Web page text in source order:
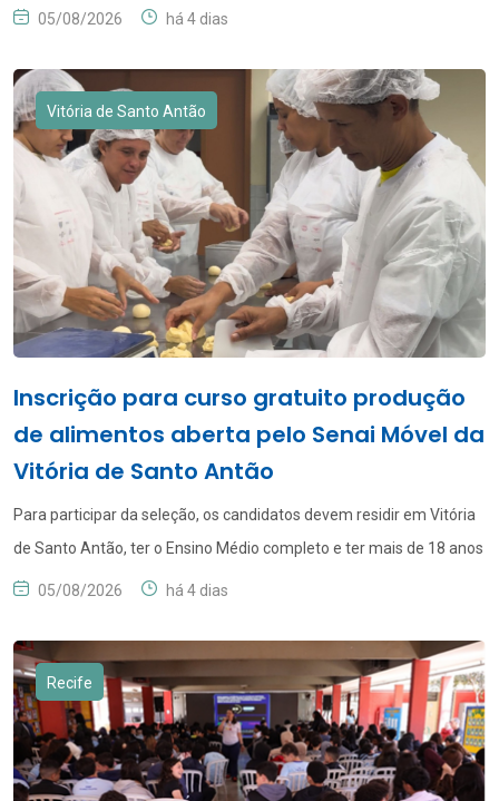
Made in Recife O Dia dos Pais será celebrado com muita música e
(08.08), a Prefeitura promove a Festa dos Pais, no Ponto de
Partida, localizado na […]
05/08/2026 há 4 dias
Vitória de Santo Antão
Inscrição para curso gratuito produção
de alimentos aberta pelo Senai Móvel da
Vitória de Santo Antão
Para participar da seleção, os candidatos devem residir em Vitória
de Santo Antão, ter o Ensino Médio completo e ter mais de 18 anos
O SENAI Pernambuco está com inscrições abertas para o curso
Vitória de Santo Antão. A formação é voltada a moradores do […]
05/08/2026 há 4 dias
Recife